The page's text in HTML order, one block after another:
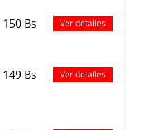
150 Bs Ver detalles
149 Bs Ver detalles